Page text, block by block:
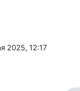
2025, 12:17